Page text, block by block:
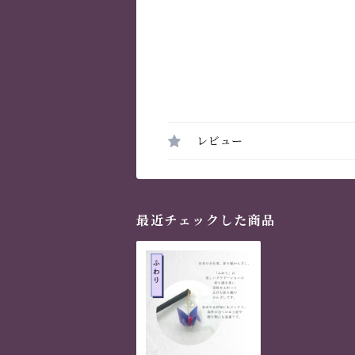
レビュー
最近チェックした商品